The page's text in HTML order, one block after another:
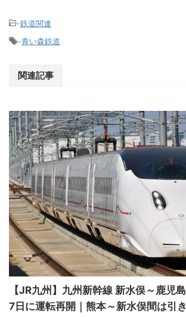
-鉄道関連
-青い森鉄道
関連記事
【JR九州】九州新幹線 新水俣～鹿児
7日に運転再開｜熊本～新水俣間は引